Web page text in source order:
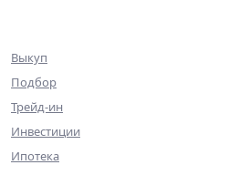
Выкуп
Подбор
Трейд-ин
Инвестиции
Ипотека